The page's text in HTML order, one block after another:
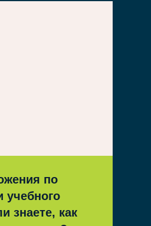
по
учебного
знаете, как